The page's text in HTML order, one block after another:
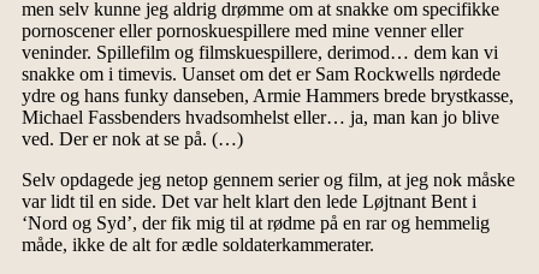
men selv kunne jeg aldrig drømme om at snakke om specifikke
pornoscener eller pornoskuespillere med mine venner eller
veninder. Spillefilm og filmskuespillere, derimod… dem kan vi
snakke om i timevis. Uanset om det er Sam Rockwells nørdede
ydre og hans funky danseben, Armie Hammers brede brystkasse,
Michael Fassbenders hvadsomhelst eller… ja, man kan jo blive
ved. Der er nok at se på. (…)
Selv opdagede jeg netop gennem serier og film, at jeg nok måske
var lidt til en side. Det var helt klart den lede Løjtnant Bent i
‘Nord og Syd’, der fik mig til at rødme på en rar og hemmelig
måde, ikke de alt for ædle soldaterkammerater.